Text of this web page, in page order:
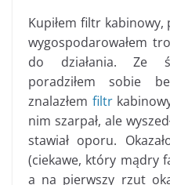
Kupiłem filtr
wygospodarowałem
do działania. Ze
poradziłem sobie
znalazłem filtr
nim szarpał, ale
stawiał oporu.
(ciekawe, który mądry
a na pierwszy rzut